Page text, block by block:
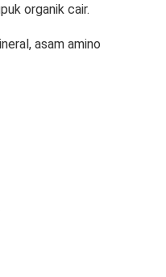
organik cair.
asam amino